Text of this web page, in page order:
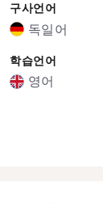
구사언어
독일어
학습언어
영어